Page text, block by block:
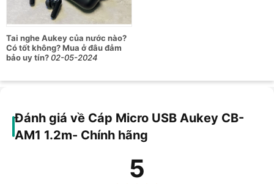
Tai nghe Aukey của nước nào?
Có tốt không? Mua ở đâu đảm
bảo uy tín?02-05-2024
Đánh giá về Cáp Micro USB Aukey CB-
AM1 1.2m- Chính hãng
5